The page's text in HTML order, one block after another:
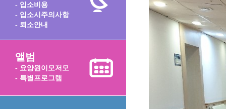
- 입소비용
- 입소시주의사항
- 퇴소안내
앨범
- 요양원이모저모
- 특별프로그램